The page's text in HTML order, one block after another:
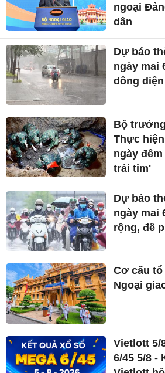
ngoại
dân
Dự báo
ngày mai
dông
Bộ
Thực
ngày
trái tim'
Dự báo
ngày mai
rộng, đề
Cơ cấu
Ngoại
Vietlott 5/
6/45 5/8 -